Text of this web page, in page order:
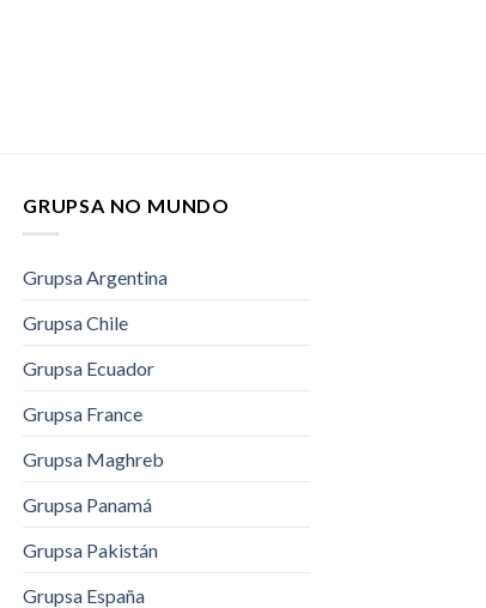
GRUPSA NO MUNDO
Grupsa Argentina
Grupsa Chile
Grupsa Ecuador
Grupsa France
Grupsa Maghreb
Grupsa Panamá
Grupsa Pakistán
Grupsa España